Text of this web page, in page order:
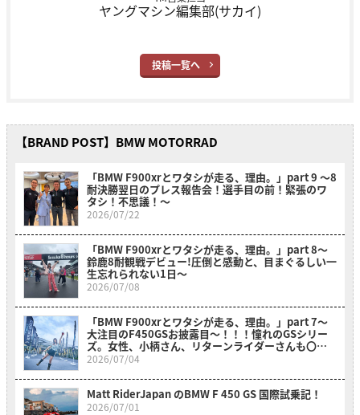
ヤングマシン編集部(サカイ)
投稿一覧へ
【BRAND POST】BMW MOTORRAD
「BMW F900xrとワタシが走る、理由。」part 9 〜8
耐決勝翌日のプレス報告会！選手目の前！緊張のワ
タシ！不思議！〜
2026/07/22
「BMW F900xrとワタシが走る、理由。」part 8〜
鈴鹿8耐観戦デビュー!圧倒と感動と、目まぐるしい一
生忘れられない1日〜
2026/07/08
「BMW F900xrとワタシが走る、理由。」part 7～
大注目のF450GSお披露目～！！！憧れのGSシリー
ズ。女性、小柄さん、リターンライダーさんも〇〇
のおかげでスイスイ乗れそうだ？！～
2026/07/04
Matt RiderJapan のBMW F 450 GS 国際試乗記！
2026/07/01